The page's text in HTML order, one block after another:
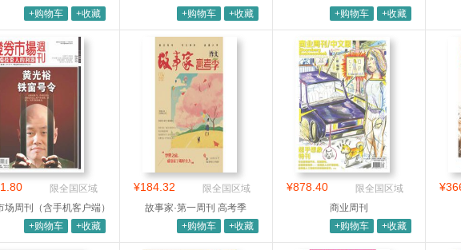
+购物车
+收藏
+购物车
+收藏
+购物车
+收藏
限全国区域
场周刊（含手机客户端）
+购物车
+收藏
¥184.32
限全国区域
故事家·第一周刊 高考季
+购物车
+收藏
¥878.40
限全国区域
商业周刊
+购物车
+收藏